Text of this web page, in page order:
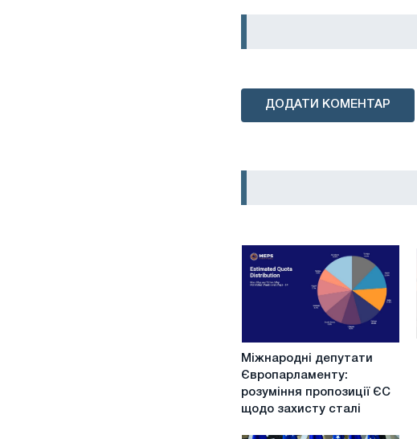
ДОДАТИ КОМЕНТАР
Міжнародні
депутати
Європарламенту:
розуміння
пропозиції
ЄС
Міжнародні депутати
Європарламенту:
розуміння пропозиції ЄС
щодо захисту сталі